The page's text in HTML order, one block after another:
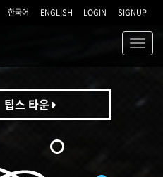
한국어 ENGLISH LOGIN SIGNUP
팁스 타운